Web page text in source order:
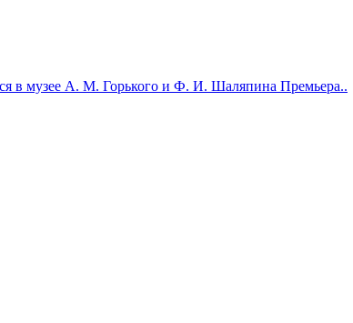
в музее А. М. Горького и Ф. И. Шаляпина Премьера..